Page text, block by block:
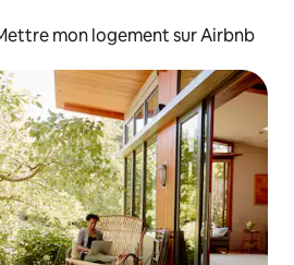
mon logement sur Airbnb